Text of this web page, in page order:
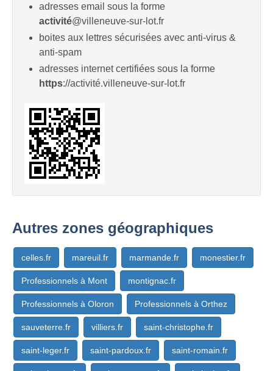
adresses email sous la forme
activité@villeneuve-sur-lot.fr
boites aux lettres sécurisées avec anti-virus &
anti-spam
adresses internet certifiées sous la forme
https://activité.villeneuve-sur-lot.fr
Autres zones géographiques
celles.fr mareuil.fr marmande.fr monestier.fr
Professionnels à Mont montignac.fr
Professionnels à Oloron Professionnels à Orthez
sauveterre.fr villiers.fr saint-christophe.fr
saint-leger.fr saint-pardoux.fr saint-romain.fr